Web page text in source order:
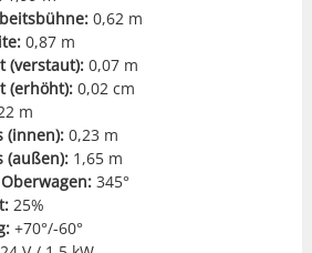
0,62 m
0,87 m
(ver­staut):0,07 m
(erhöht):0,02 cm
m
(innen):0,23 m
(außen):1,65 m
345°
25%
+70°/-60°